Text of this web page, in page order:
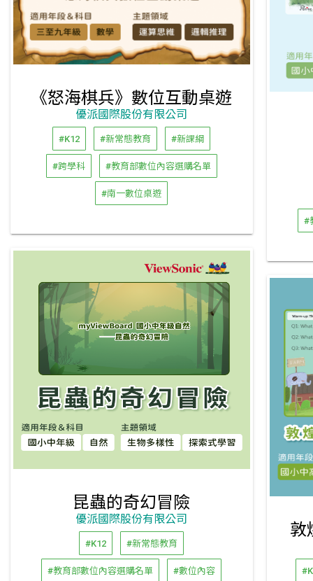
《怒海棋兵》數位互動桌遊
優派國際股份有限公司
#K12 #新常態教育 #新課綱
#跨學科 #教育部數位內容選購名單
#南一數位桌遊
#
昆蟲的奇幻冒險
優派國際股份有限公司
#K12 #新常態教育
#教育部數位內容選購名單 #數位內容
敦